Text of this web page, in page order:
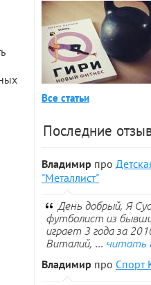
Все статьи
Последние
Владимир про
"Металлист"
День добрый, Я
футболист из
играет 3 года за
Виталий, ... читать
Владимир про Спорт